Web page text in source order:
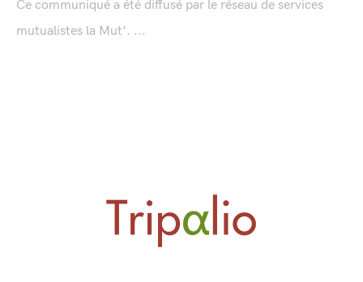
Ce communiqué a été diffusé par le réseau de services
mutualistes la Mut'. ...